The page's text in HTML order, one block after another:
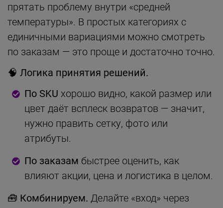
прятать проблему внутри «средней
температуры». В простых категориях с
единичными вариациями можно смотреть
по заказам — это проще и достаточно точно.
🧠 Логика принятия решений.
По SKU хорошо видно, какой размер или
цвет даёт всплеск возвратов — значит,
нужно править сетку, фото или
атрибуты.
По заказам быстрее оценить, как
влияют акции, цена и логистика в целом.
🧰 Комбинируем. Делайте «вход» через